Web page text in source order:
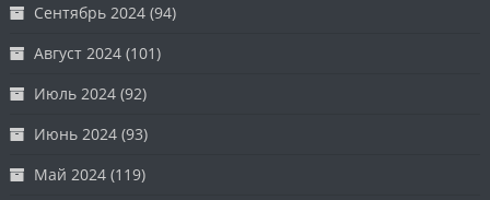
Сентябрь 2024 (94)
Август 2024 (101)
Июль 2024 (92)
Июнь 2024 (93)
Май 2024 (119)